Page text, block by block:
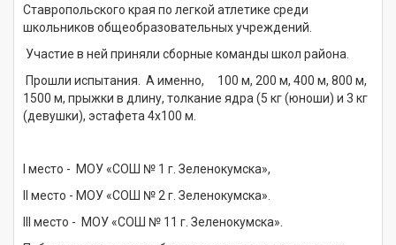
Ставропольского края по легкой атлетике среди
школьников общеобразовательных учреждений.
Участие в ней приняли сборные команды школ района.
Прошли испытания. А именно, 100 м, 200 м, 400 м, 800 м,
1500 м, прыжки в длину, толкание ядра (5 кг (юноши) и 3 кг
(девушки), эстафета 4x100 м.
I место - МОУ «СОШ № 1 г. Зеленокумска»,
II место - МОУ «СОШ № 2 г. Зеленокумска».
III место - МОУ «СОШ № 11 г. Зеленокумска».